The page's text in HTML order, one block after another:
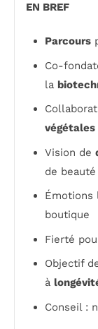
EN BREF
Parcours
Co-
la
végétales
Vision de
de beauté
Émotions
boutique
Fierté
Objectif
à
Conseil :